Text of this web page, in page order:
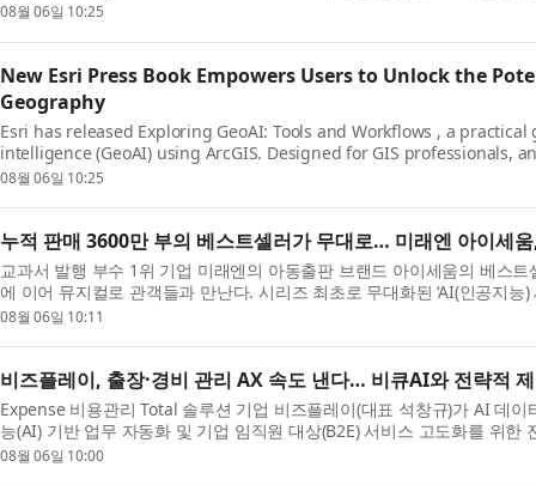
08월 06일 10:25
New Esri Press Book Empowers Users to Unlock the
Geography
Esri has released Exploring GeoAI: Tools and Workflows , a
intelligence (GeoAI) using ArcGIS. Designed for GIS professionals,
08월 06일 10:25
누적 판매 3600만 부의 베스트셀러가 무대로… 미래엔 아이세
교과서 발행 부수 1위 기업 미래엔의 아동출판 브랜드 아이세움의 베스트
에 이어 뮤지컬로 관객들과 만난다. 시리즈 최초로 무대화된 ‘AI(인공지능)
08월 06일 10:11
비즈플레이, 출장·경비 관리 AX 속도 낸다… 비큐AI와 전략적
Expense 비용관리 Total 솔루션 기업 비즈플레이(대표 석창규)가 AI 데
능(AI) 기반 업무 자동화 및 기업 임직원 대상(B2E) 서비스 고도화를 위한
08월 06일 10:00